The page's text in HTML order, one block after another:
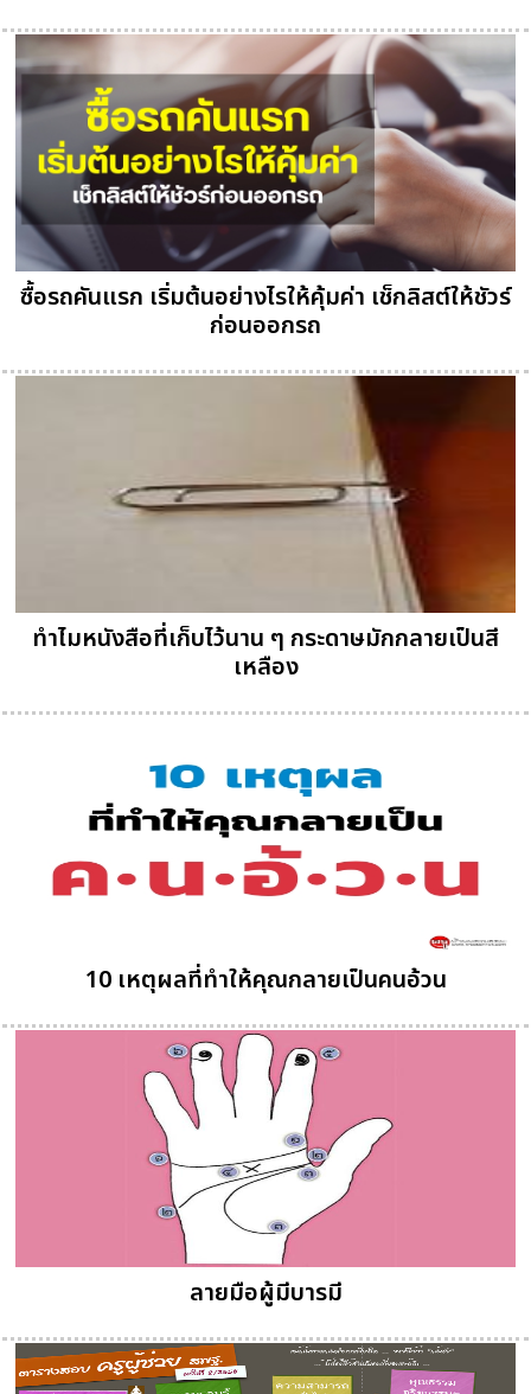
ซื้อรถคันแรก เริ่มต้นอย่างไรให้คุ้มค่า เช็กลิสต์ให้ชัวร์
ก่อนออกรถ
ทำไมหนังสือที่เก็บไว้นาน ๆ กระดาษมักกลายเป็นสี
เหลือง
10 เหตุผลที่ทำให้คุณกลายเป็นคนอ้วน
ลายมือผู้มีบารมี